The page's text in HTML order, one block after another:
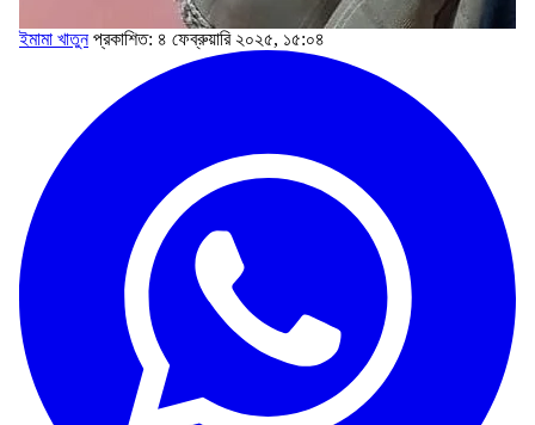
ইমামা খাতুন প্রকাশিত: ৪ ফেব্রুয়ারি ২০২৫, ১৫:০৪